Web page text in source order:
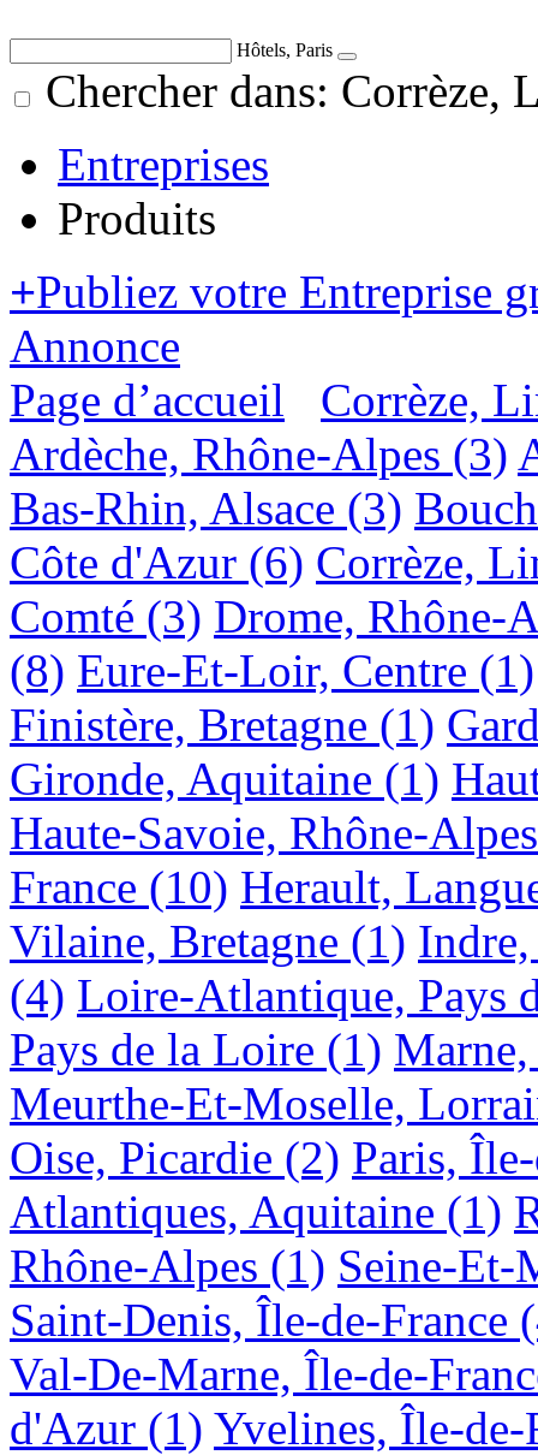
Hôtels, Paris
Chercher dans: Corrèze,
Entreprises
Produits
+Publiez votre Entreprise
Annonce
Page d’accueil
Corrèze,
Ardèche, Rhône-Alpes (3)
Bas-Rhin, Alsace (3)
Côte d'Azur (6) Corrèze,
Comté (3) Drome, Rhône-
(8) Eure-Et-Loir, Centre (1)
Finistère, Bretagne (1)
Gironde, Aquitaine (1)
Haute-Savoie, Rhône-Alpes
France (10) Herault,
Vilaine, Bretagne (1)
(4) Loire-Atlantique, Pays
Pays de la Loire (1)
Meurthe-Et-Moselle,
Oise, Picardie (2) Paris,
Atlantiques, Aquitaine (1)
Rhône-Alpes (1) Seine-Et-
Saint-Denis, Île-de-France
Val-De-Marne, Île-de-
d'Azur (1) Yvelines, Île-de-